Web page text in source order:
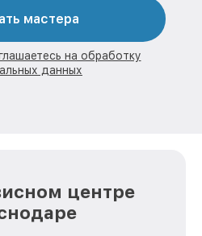
мастера
на обработку
данных
центре